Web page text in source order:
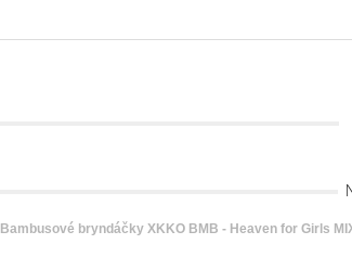
Bambusové bryndáčky XKKO BMB - Heaven for Girls